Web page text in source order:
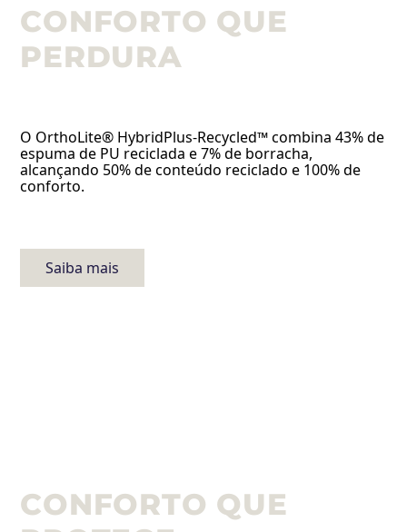
CONFORTO QUE
PERDURA
O OrthoLite® HybridPlus-Recycled™ combina 43% de
espuma de PU reciclada e 7% de borracha,
alcançando 50% de conteúdo reciclado e 100% de
conforto.
Saiba mais
CONFORTO QUE